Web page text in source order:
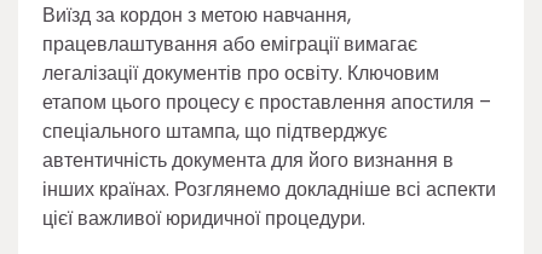
Виїзд за кордон з метою навчання,
працевлаштування або еміграції вимагає
легалізації документів про освіту. Ключовим
етапом цього процесу є проставлення апостиля –
спеціального штампа, що підтверджує
автентичність документа для його визнання в
інших країнах. Розглянемо докладніше всі аспекти
цієї важливої юридичної процедури.